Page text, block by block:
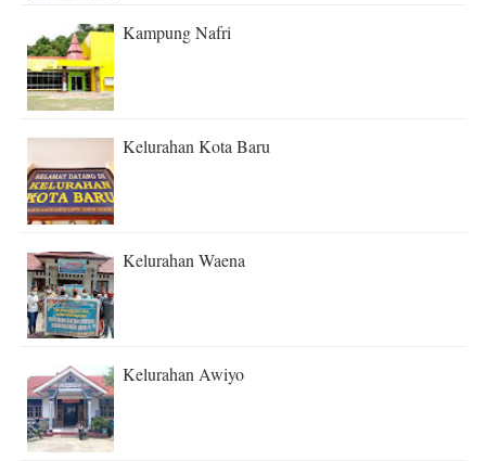
Kampung Nafri
Kelurahan Kota Baru
Kelurahan Waena
Kelurahan Awiyo